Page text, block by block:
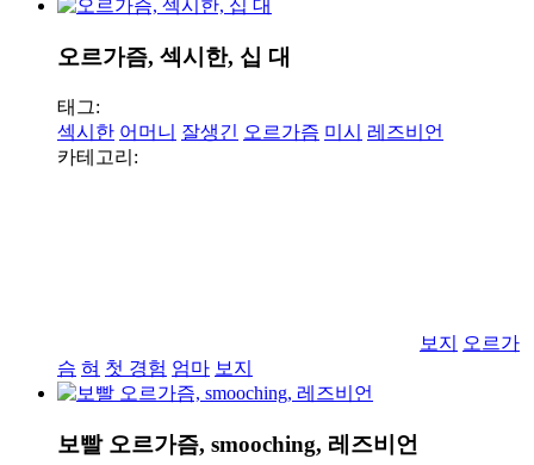
오르가즘, 섹시한, 십 대
태그:
섹시한 어머니 잘생긴 오르가즘 미시
레즈비언
카테고리:
보지
오르가
슴 혀 첫 경험 엄마 보지
보빨 오르가즘, smooching, 레즈비언